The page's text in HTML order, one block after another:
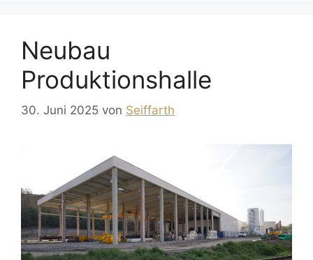
Neubau
Produktionshalle
30. Juni 2025 von Seiffarth